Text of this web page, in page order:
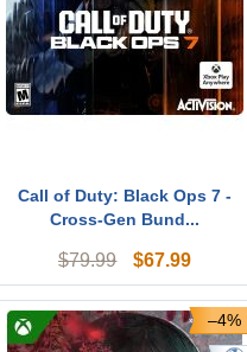
Call of Duty: Black Ops 7 -
Cross-Gen Bund...
$79.99 $67.99
–4%